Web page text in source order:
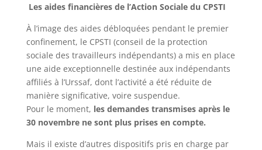
Les aides financières de l’Action Sociale du CPSTI
À l’image des aides débloquées pendant le premier
confinement, le CPSTI (conseil de la protection
sociale des travailleurs indépendants) a mis en place
une aide exceptionnelle destinée aux indépendants
affiliés à l’Urssaf, dont l’activité a été réduite de
manière significative, voire suspendue.
Pour le moment, les demandes transmises après le
30 novembre ne sont plus prises en compte.
Mais il existe d’autres dispositifs pris en charge par